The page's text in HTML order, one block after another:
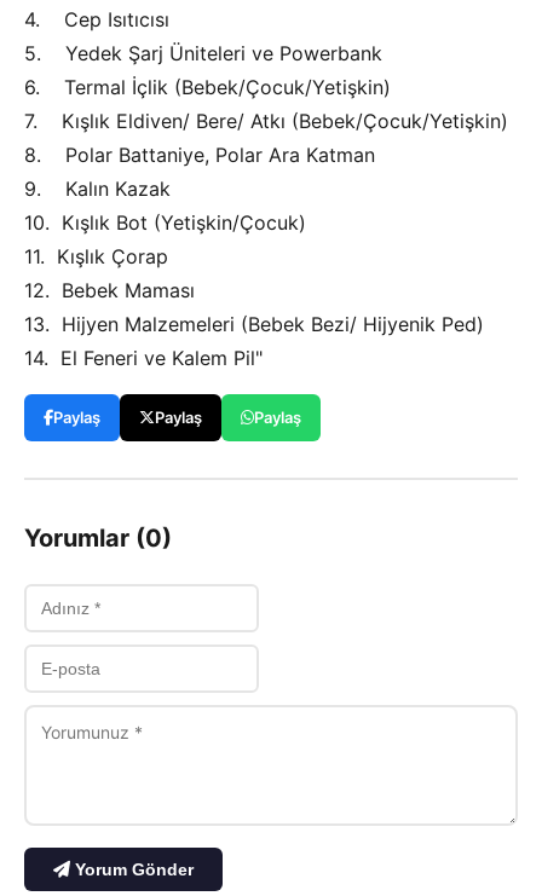
4. Cep Isıtıcısı
5. Yedek Şarj Üniteleri ve Powerbank
6. Termal İçlik (Bebek/Çocuk/Yetişkin)
7. Kışlık Eldiven/ Bere/ Atkı (Bebek/Çocuk/Yetişkin)
8. Polar Battaniye, Polar Ara Katman
9. Kalın Kazak
10. Kışlık Bot (Yetişkin/Çocuk)
11. Kışlık Çorap
12. Bebek Maması
13. Hijyen Malzemeleri (Bebek Bezi/ Hijyenik Ped)
14. El Feneri ve Kalem Pil"
Paylaş Paylaş Paylaş
Yorumlar (0)
Yorum Gönder